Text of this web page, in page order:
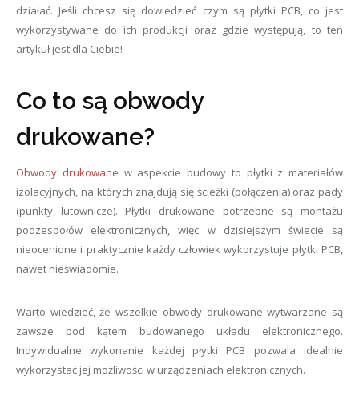
działać. Jeśli chcesz się dowiedzieć czym są płytki PCB, co jest
wykorzystywane do ich produkcji oraz gdzie występują, to ten
artykuł jest dla Ciebie!
Co to są obwody
drukowane?
Obwody drukowane w aspekcie budowy to płytki z materiałów
izolacyjnych, na których znajdują się ścieżki (połączenia) oraz pady
(punkty lutownicze). Płytki drukowane potrzebne są montażu
podzespołów elektronicznych, więc w dzisiejszym świecie są
nieocenione i praktycznie każdy człowiek wykorzystuje płytki PCB,
nawet nieświadomie.
Warto wiedzieć, że wszelkie obwody drukowane wytwarzane są
zawsze pod kątem budowanego układu elektronicznego.
Indywidualne wykonanie każdej płytki PCB pozwala idealnie
wykorzystać jej możliwości w urządzeniach elektronicznych.